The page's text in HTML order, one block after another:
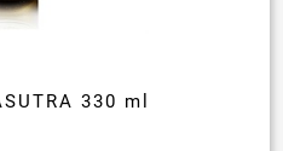
330 ml